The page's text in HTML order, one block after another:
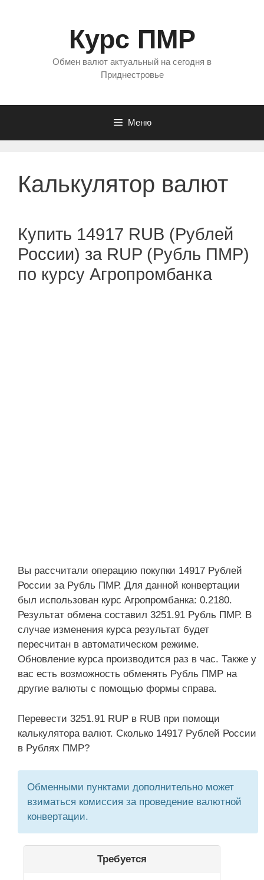
Курс ПМР
Обмен валют актуальный на сегодня в
Приднестровье
Меню
Калькулятор валют
Купить 14917 RUB (Рублей
России) за RUP (Рубль ПМР)
по курсу Агропромбанка
Вы рассчитали операцию покупки 14917 Рублей
России за Рубль ПМР. Для данной конвертации
был использован курс Агропромбанка: 0.2180.
Результат обмена составил 3251.91 Рубль ПМР. В
случае изменения курса результат будет
пересчитан в автоматическом режиме.
Обновление курса производится раз в час. Также у
вас есть возможность обменять Рубль ПМР на
другие валюты с помощью формы справа.
Перевести 3251.91 RUP в RUB при помощи
калькулятора валют. Сколько 14917 Рублей России
в Рублях ПМР?
Обменными пунктами дополнительно может
взиматься комиссия за проведение валютной
конвертации.
Требуется